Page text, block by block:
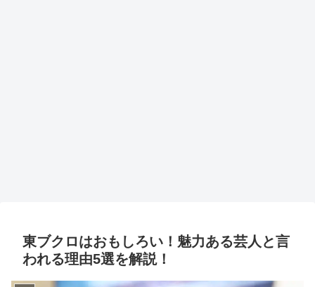
東ブクロはおもしろい！魅力ある芸人と言
われる理由5選を解説！